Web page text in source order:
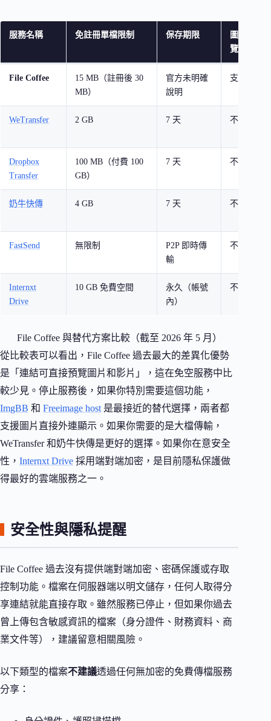
服務名稱 免註冊單檔限制 保存期限
圖片預
覽
File Coffee
15 MB（註冊後 30
MB）
官方未明確
說明
支援
WeTransfer 2 GB 7 天 不支援
Dropbox
Transfer
100 MB（付費 100
GB）
7 天 不支援
奶牛快傳 4 GB 7 天 不支援
FastSend 無限制
P2P 即時傳
輸
不支援
Internxt
Drive
10 GB 免費空間
永久（帳號
內）
不支援
File Coffee 與替代方案比較（截至 2026 年 5 月）
從比較表可以看出，File Coffee 過去最大的差異化優勢
是「連結可直接預覽圖片和影片」，這在免空服務中比
較少見。停止服務後，如果你特別需要這個功能，
ImgBB 和 Freeimage host 是最接近的替代選擇，兩者都
支援圖片直接外連顯示。如果你需要的是大檔傳輸，
WeTransfer 和奶牛快傳是更好的選擇。如果你在意安全
性， Internxt Drive 採用端對端加密，是目前隱私保護做
得最好的雲端服務之一。
安全性與隱私提醒
File Coffee 過去沒有提供端對端加密、密碼保護或存取
控制功能。檔案在伺服器端以明文儲存，任何人取得分
享連結就能直接存取。雖然服務已停止，但如果你過去
曾上傳包含敏感資訊的檔案（身分證件、財務資料、商
業文件等），建議留意相關風險。
以下類型的檔案不建議透過任何無加密的免費傳檔服務
分享：